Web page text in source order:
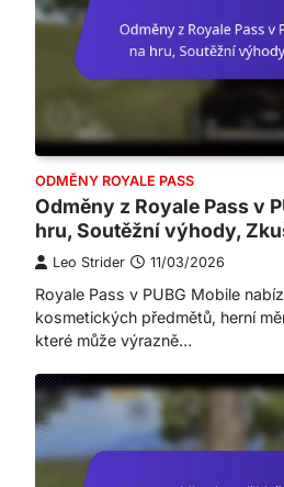
ODMĚNY ROYALE PASS
Odměny z Royale Pass v
hru, Soutěžní výhody,
Leo Strider 11/03/2026
Royale Pass v PUBG Mobile
kosmetických předmětů, herní
které může výrazně…